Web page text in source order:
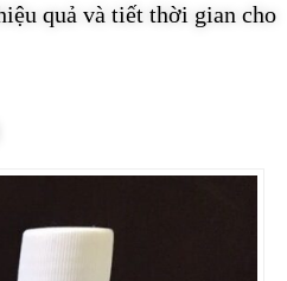
quả và tiết thời gian cho